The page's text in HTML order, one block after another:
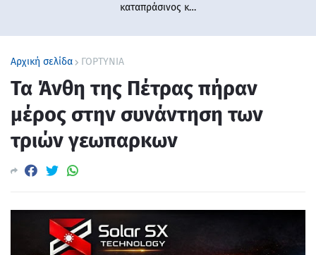
καταπράσινος κ…
Αρχική σελίδα ΓΟΡΤΥΝΙΑ
Τα Άνθη της Πέτρας πήραν
μέρος στην συνάντηση των
τριών γεωπαρκων